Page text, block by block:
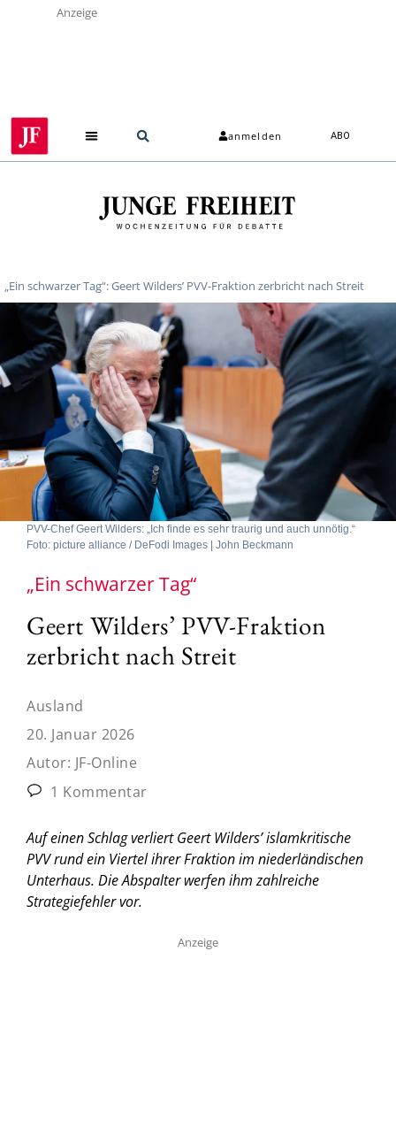
Anzeige
anmelden ABO
„Ein schwarzer Tag“: Geert Wilders’ PVV-Fraktion zerbricht nach Streit
PVV-Chef Geert Wilders: „Ich finde es sehr traurig und auch unnötig.“
Foto: picture alliance / DeFodi Images | John Beckmann
„Ein schwarzer Tag“
Geert Wilders’ PVV-Fraktion
zerbricht nach Streit
Ausland
20. Januar 2026
Autor: JF-Online
1 Kommentar
Auf einen Schlag verliert Geert Wilders’ islamkritische
PVV rund ein Viertel ihrer Fraktion im niederländischen
Unterhaus. Die Abspalter werfen ihm zahlreiche
Strategiefehler vor.
Anzeige